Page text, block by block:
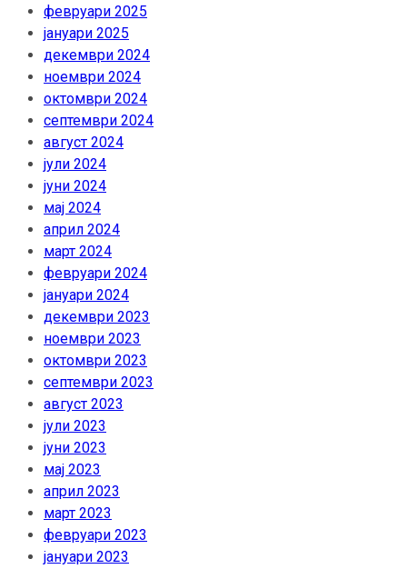
февруари 2025
јануари 2025
декември 2024
ноември 2024
октомври 2024
септември 2024
август 2024
јули 2024
јуни 2024
мај 2024
април 2024
март 2024
февруари 2024
јануари 2024
декември 2023
ноември 2023
октомври 2023
септември 2023
август 2023
јули 2023
јуни 2023
мај 2023
април 2023
март 2023
февруари 2023
јануари 2023